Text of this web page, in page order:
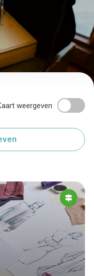
weergeven